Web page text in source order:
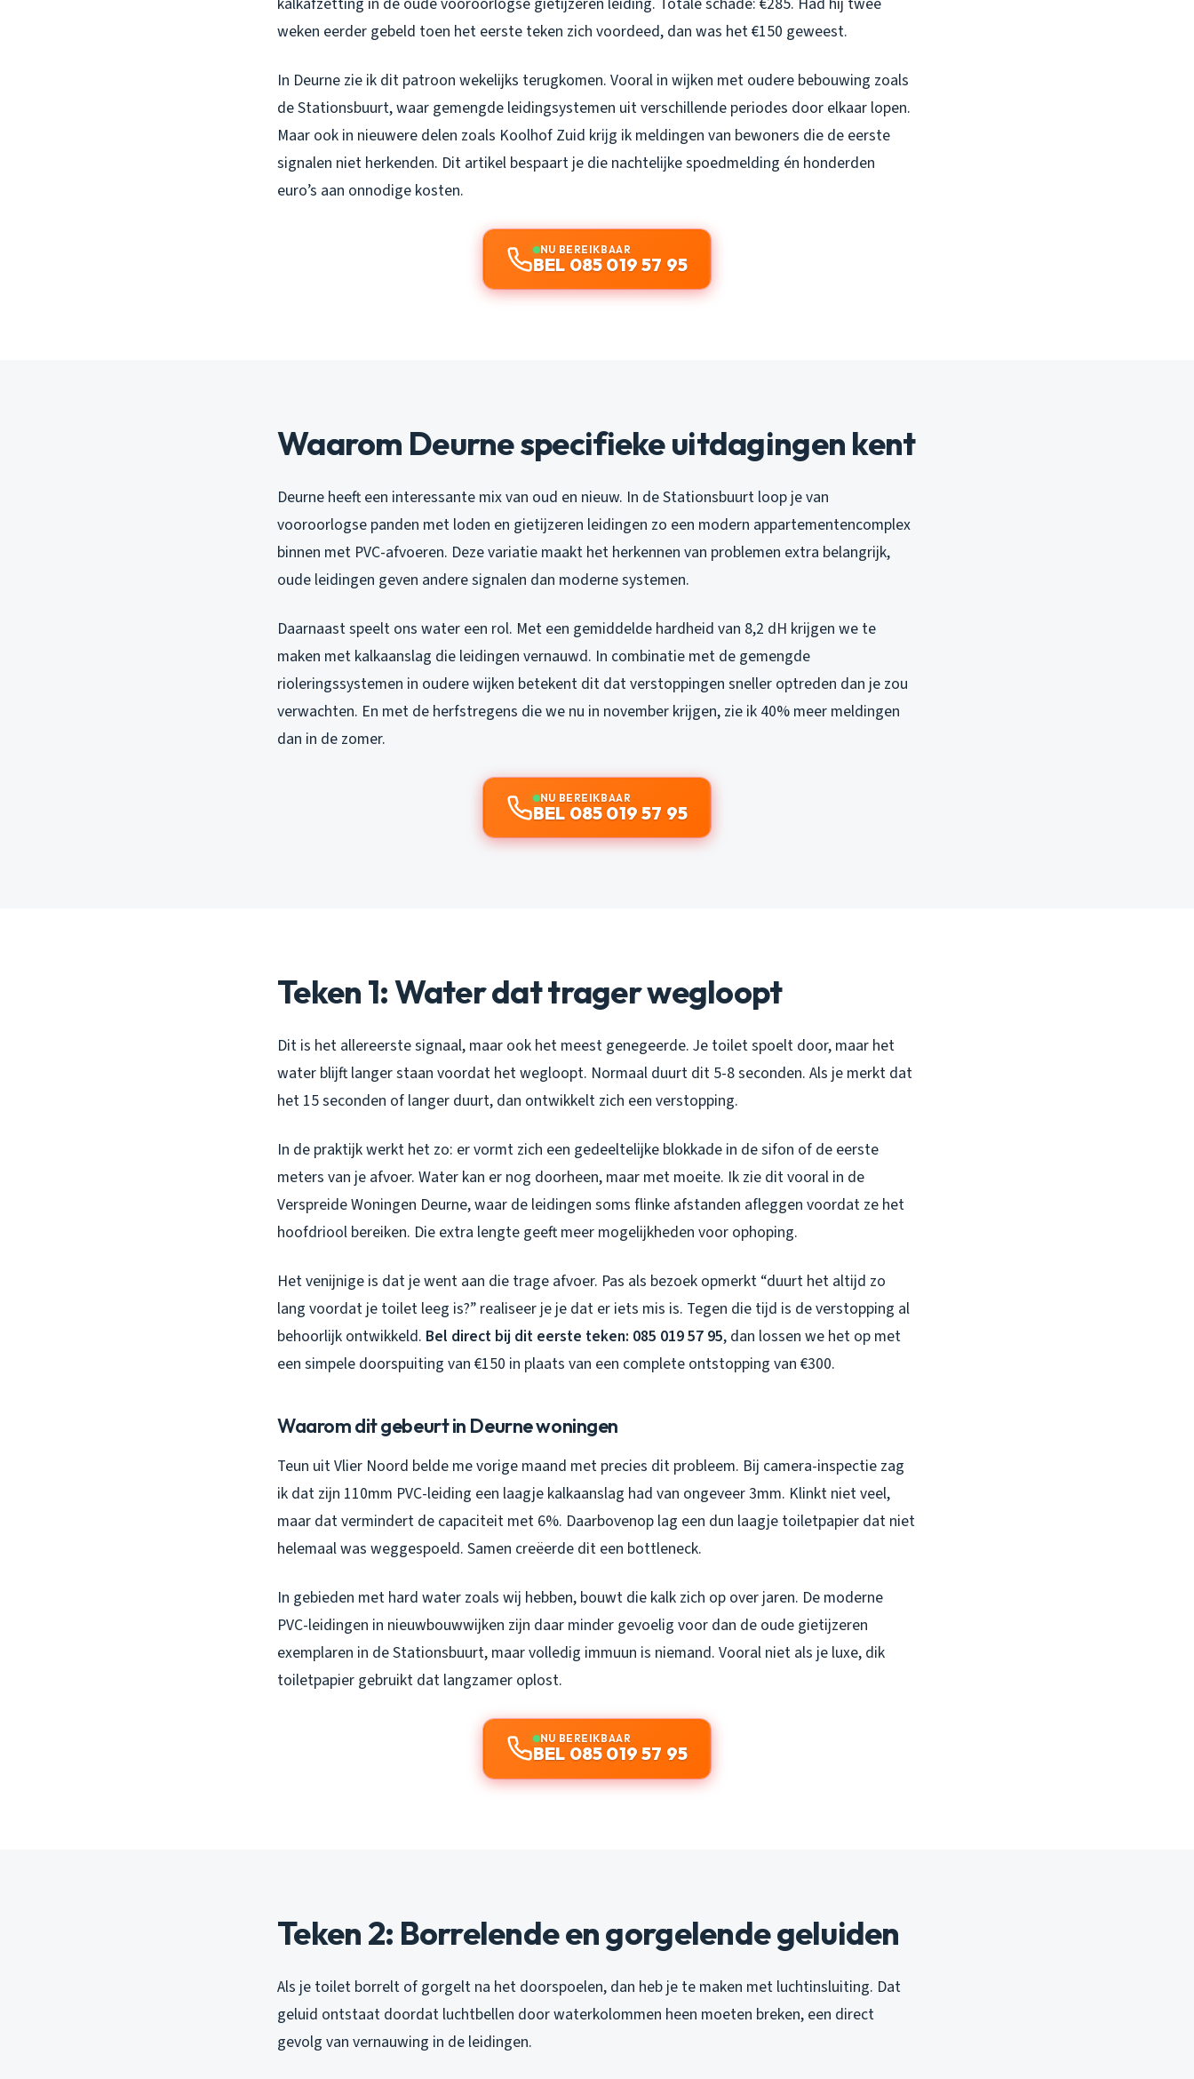
weken eerder gebeld toen het eerste teken zich voordeed, dan was het €150 geweest.
In Deurne zie ik dit patroon wekelijks terugkomen. Vooral in wijken met oudere bebouwing zoals
de Stationsbuurt, waar gemengde leidingsystemen uit verschillende periodes door elkaar lopen.
Maar ook in nieuwere delen zoals Koolhof Zuid krijg ik meldingen van bewoners die de eerste
signalen niet herkenden. Dit artikel bespaart je die nachtelijke spoedmelding én honderden
euro’s aan onnodige kosten.
NU BEREIKBAAR
BEL 085 019 57 95
Waarom Deurne specifieke uitdagingen kent
Deurne heeft een interessante mix van oud en nieuw. In de Stationsbuurt loop je van
vooroorlogse panden met loden en gietijzeren leidingen zo een modern appartementencomplex
binnen met PVC-afvoeren. Deze variatie maakt het herkennen van problemen extra belangrijk,
oude leidingen geven andere signalen dan moderne systemen.
Daarnaast speelt ons water een rol. Met een gemiddelde hardheid van 8,2 dH krijgen we te
maken met kalkaanslag die leidingen vernauwd. In combinatie met de gemengde
rioleringssystemen in oudere wijken betekent dit dat verstoppingen sneller optreden dan je zou
verwachten. En met de herfstregens die we nu in november krijgen, zie ik 40% meer meldingen
dan in de zomer.
NU BEREIKBAAR
BEL 085 019 57 95
Teken 1: Water dat trager wegloopt
Dit is het allereerste signaal, maar ook het meest genegeerde. Je toilet spoelt door, maar het
water blijft langer staan voordat het wegloopt. Normaal duurt dit 5-8 seconden. Als je merkt dat
het 15 seconden of langer duurt, dan ontwikkelt zich een verstopping.
In de praktijk werkt het zo: er vormt zich een gedeeltelijke blokkade in de sifon of de eerste
meters van je afvoer. Water kan er nog doorheen, maar met moeite. Ik zie dit vooral in de
Verspreide Woningen Deurne, waar de leidingen soms flinke afstanden afleggen voordat ze het
hoofdriool bereiken. Die extra lengte geeft meer mogelijkheden voor ophoping.
Het venijnige is dat je went aan die trage afvoer. Pas als bezoek opmerkt “duurt het altijd zo
lang voordat je toilet leeg is?” realiseer je je dat er iets mis is. Tegen die tijd is de verstopping al
behoorlijk ontwikkeld. Bel direct bij dit eerste teken: 085 019 57 95, dan lossen we het op met
een simpele doorspuiting van €150 in plaats van een complete ontstopping van €300.
Waarom dit gebeurt in Deurne woningen
Teun uit Vlier Noord belde me vorige maand met precies dit probleem. Bij camera-inspectie zag
ik dat zijn 110mm PVC-leiding een laagje kalkaanslag had van ongeveer 3mm. Klinkt niet veel,
maar dat vermindert de capaciteit met 6%. Daarbovenop lag een dun laagje toiletpapier dat niet
helemaal was weggespoeld. Samen creëerde dit een bottleneck.
In gebieden met hard water zoals wij hebben, bouwt die kalk zich op over jaren. De moderne
PVC-leidingen in nieuwbouwwijken zijn daar minder gevoelig voor dan de oude gietijzeren
exemplaren in de Stationsbuurt, maar volledig immuun is niemand. Vooral niet als je luxe, dik
toiletpapier gebruikt dat langzamer oplost.
NU BEREIKBAAR
BEL 085 019 57 95
Teken 2: Borrelende en gorgelende geluiden
Als je toilet borrelt of gorgelt na het doorspoelen, dan heb je te maken met luchtinsluiting. Dat
geluid ontstaat doordat luchtbellen door waterkolommen heen moeten breken, een direct
gevolg van vernauwing in de leidingen.